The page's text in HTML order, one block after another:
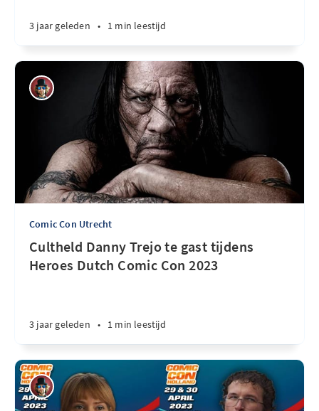
3 jaar geleden • 1 min leestijd
Comic Con Utrecht
Cultheld Danny Trejo te gast tijdens
Heroes Dutch Comic Con 2023
3 jaar geleden • 1 min leestijd